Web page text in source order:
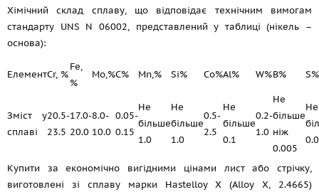
Хімічний склад сплаву, що відповідає технічним вимогам
стандарту UNS N 06002, представлений у таблиці (нікель –
основа):
ЕлементCr, %
Fe,
%
Mo,%C% Mn,% Si% Co%Al% W%B% S%
Зміст у
сплаві
20.5-
23.5
17.0-
20.0
8.0-
10.0
0.05-
0.15
Не
більше
1.0
Не
більше
1.0
0.5-
2.5
Не
більше
0.1
0.2-
1.0
Не
більше
ніж
0.005
Не
Купити за економічно вигідними цінами лист або стрічку,
виготовлені зі сплаву марки Hastelloy X (Alloy X, 2.4665)